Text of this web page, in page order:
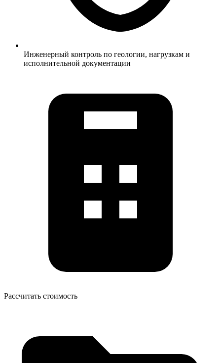
Инженерный контроль по геологии, нагрузкам и
исполнительной документации
Рассчитать стоимость